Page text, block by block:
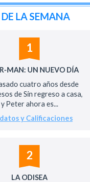
LA SEMANA
1
MAN: UN NUEVO DÍA
cuatro años desde
de Sin regreso a casa,
y Peter ahora es...
y Calificaciones
2
LA ODISEA